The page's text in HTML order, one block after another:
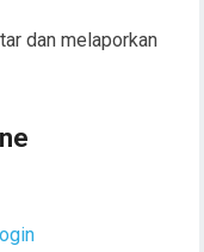
dan melaporkan